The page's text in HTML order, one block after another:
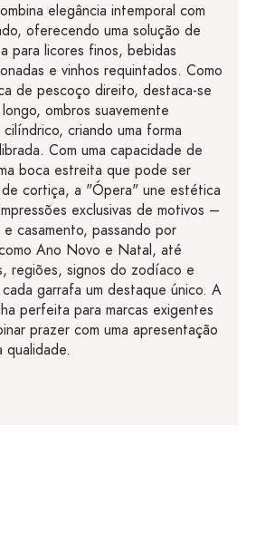
elegância intemporal com
oferecendo uma solução de
para licores finos, bebidas
e vinhos requintados. Como
de pescoço direito, destaca-se
ombros suavemente
criando uma forma
Com uma capacidade de
boca estreita que pode ser
de cortiça, a "Ópera" une estética
exclusivas de motivos –
casamento, passando por
Ano Novo e Natal, até
regiões, signos do zodíaco e
garrafa um destaque único. A
perfeita para marcas exigentes
prazer com uma apresentação
qualidade.